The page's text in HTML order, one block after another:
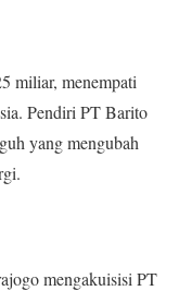
miliar, menempati
Pendiri PT Barito
yang mengubah
mengakuisisi PT